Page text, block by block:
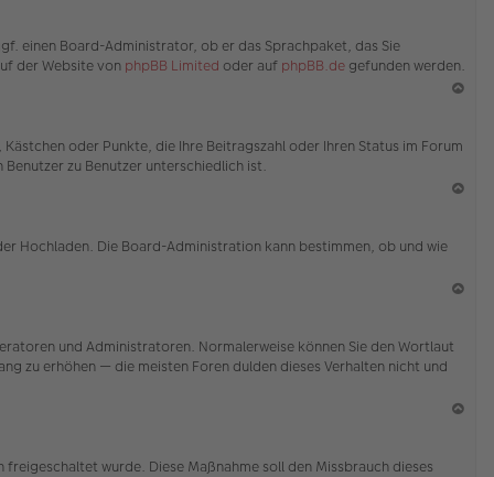
o
b
einen Board-Administrator, ob er das Sprachpaket, das Sie
der Website von phpBB Limited oder auf phpBB.de gefunden werden.
h
b
oder Punkte, die Ihre Beitragszahl oder Ihren Status im Forum
zu Benutzer unterschiedlich ist.
b
Hochladen. Die Board-Administration kann bestimmen, ob und wie
h
en
und Administratoren. Normalerweise können Sie den Wortlaut
zu erhöhen — die meisten Foren dulden dieses Verhalten nicht und
wurde. Diese Maßnahme soll den Missbrauch dieses